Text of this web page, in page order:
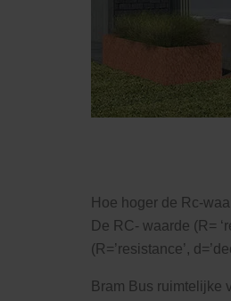
Hoe hoger de Rc-
De RC- waarde (R=
(R=’resistance’,
Bram Bus ruimtelijke